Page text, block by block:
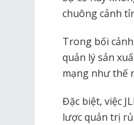
chuông cảnh
Trong bối
quản lý sản
mạng như thế
Đặc biệt, việc
lược quản trị